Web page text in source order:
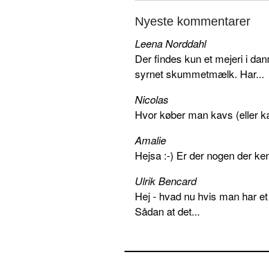
Nyeste kommentarer
Leena Norddahl
Der findes kun et mejeri i
syrnet skummetmælk. Har...
Nicolas
Hvor køber man kavs (eller
Amalie
Hejsa :-) Er der nogen der
Ulrik Bencard
Hej - hvad nu hvis man har
Sådan at det...